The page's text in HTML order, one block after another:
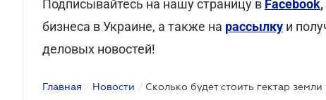
Подписывайтесь на нашу страницу в Facebook,
бизнеса в Украине, а также на рассылку и
деловых новостей!
Главная / Новости / Сколько будет стоить гектар